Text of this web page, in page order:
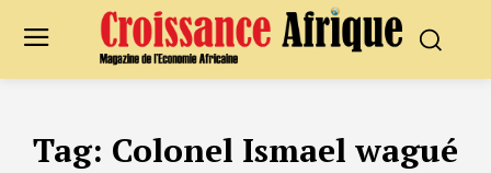
Tag: Colonel Ismael wagué